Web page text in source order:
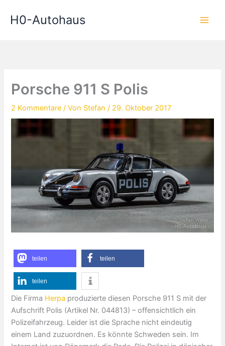
InhaltH0-Autohaus
Porsche 911 S Polis
2 Kommentare / Von Stefan/ 29. Oktober 2017
teilen teilen
teilen
Die Firma Herpa produzierte diesen Porsche 911 S mit der
Aufschrift Polis (Artikel Nr. 044813) – offensichtlich ein
Polizeifahrzeug. Leider ist die Sprache nicht eindeutig
einem Land zuzuordnen. Es könnte Schweden sein. Im